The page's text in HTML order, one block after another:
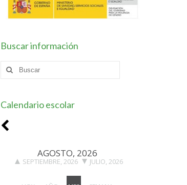
Buscar información
Buscar
por:
Calendario escolar
AGOSTO, 2026
SEPTIEMBRE, 2026 JULIO, 2026